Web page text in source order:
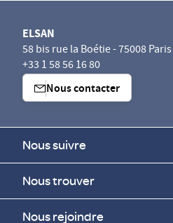
ELSAN
58 bis rue la Boétie - 75008 Paris
+33 1 58 56 16 80
Nous contacter
Nous suivre
Nous trouver
Nous rejoindre